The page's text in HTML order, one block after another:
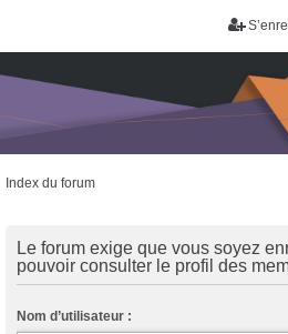
Index du forum
Le forum exige que vous soyez
pouvoir consulter le profil des
Nom d’utilisateur :